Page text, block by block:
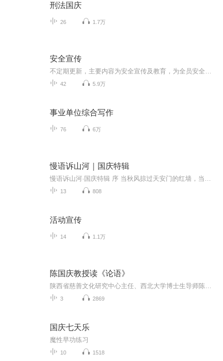
刑法国庆
26 1.7万
安全宣传
42 5.9万
事业单位综合写作
76 6万
慢语诉山河｜国庆特辑
13 808
活动宣传
14 1.1万
陈国庆教授读《论语》
3 2869
国庆七天乐
魔性早功练习
10 1518